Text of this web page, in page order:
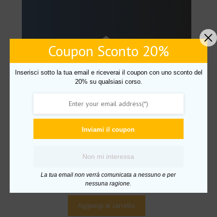
497.00
Il
prezzo
originale
€39.00
prezzo
attuale
Aggiungi al carrello
Coupon Sconto 20%
Inserisci sotto la tua email e riceverai il coupon con uno sconto del
20% su qualsiasi corso.
Inviami il coupon
Non mi interessa
La tua email non verrà comunicata a nessuno e per
nessuna ragione.